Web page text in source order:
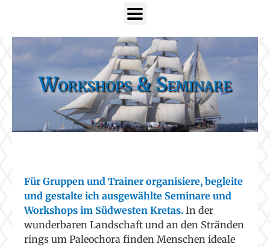
Workshops & Seminare
Für Gruppen und Trainer organisiere, begleite
und gestalte ich ausgewählte Seminare und
Workshops im Südwesten Kretas. In der
wunderbaren Landschaft und an den Stränden
rings um Paleochora finden Menschen ideale